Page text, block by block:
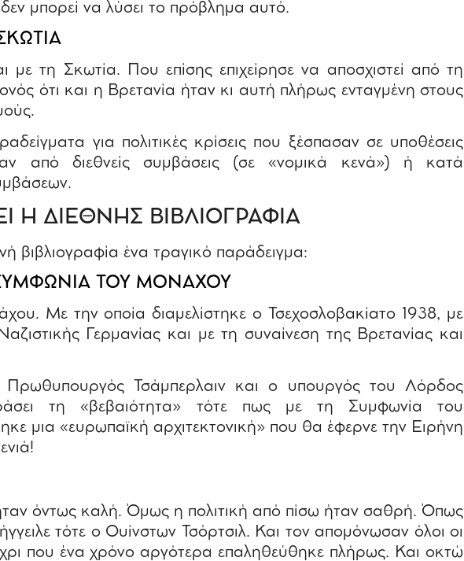
δεν μπορεί να λύσει το πρόβλημα αυτό.
με τη Σκωτία. Που επίσης επιχείρησε να αποσχιστεί από τη
ότι και η Βρετανία ήταν κι αυτή πλήρως ενταγμένη στους
για πολιτικές κρίσεις που ξέσπασαν σε υποθέσεις
από διεθνείς συμβάσεις (σε «νομικά κενά») ή κατά
Η ΔΙΕΘΝΗΣ ΒΙΒΛΙΟΓΡΑΦΙΑ
βιβλιογραφία ένα τραγικό παράδειγμα:
ΤΟΥ ΜΟΝΑΧΟΥ
Με την οποία διαμελίστηκε ο Τσεχοσλοβακίατο 1938, με
Γερμανίας και με τη συναίνεση της Βρετανίας και
Τσάμπερλαιν και ο υπουργός του Λόρδος
τη «βεβαιότητα» τότε πως με τη Συμφωνία του
μια «ευρωπαϊκή αρχιτεκτονική» που θα έφερνε την Ειρήνη
όντως καλή. Όμως η πολιτική από πίσω ήταν σαθρή. Όπως
τότε ο Ουίνστων Τσόρτσιλ. Και τον απομόνωσαν όλοι οι
που ένα χρόνο αργότερα επαληθεύθηκε πλήρως. Και οκτώ